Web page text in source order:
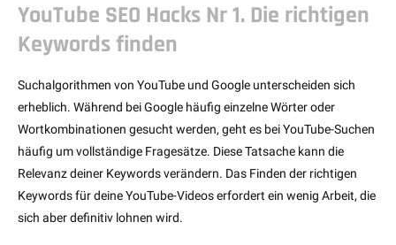
YouTube SEO Hacks Nr 1. Die richtigen
Keywords finden
Suchalgorithmen von YouTube und Google unterscheiden sich
erheblich. Während bei Google häufig einzelne Wörter oder
Wortkombinationen gesucht werden, geht es bei YouTube-Suchen
häufig um vollständige Fragesätze. Diese Tatsache kann die
Relevanz deiner Keywords verändern. Das Finden der richtigen
Keywords für deine YouTube-Videos erfordert ein wenig Arbeit, die
sich aber definitiv lohnen wird.